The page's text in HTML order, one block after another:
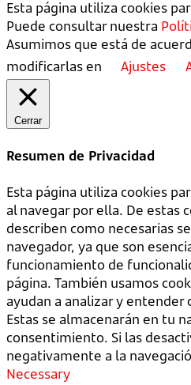
Esta página utiliza cookies
Puede consultar nuestra
Asumimos que está de
modificarlas en
Ajustes
Cerrar
Resumen de Privacidad
Esta página utiliza cookies
al navegar por ella. De estas
describen como necesarias
navegador, ya que son
funcionamiento de
página. También usamos
ayudan a analizar y entender
Estas se almacenarán en tu
consentimiento. Si las
negativamente a la
Necessary